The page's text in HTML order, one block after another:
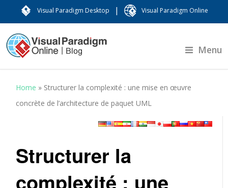
Visual Paradigm Desktop | Visual Paradigm Online
Menu
Home » Structurer la complexité : une mise en œuvre
concrète de l’architecture de paquet UML
Structurer la
complexité : une